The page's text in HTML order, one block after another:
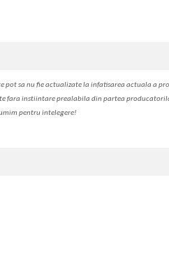
pot sa nu fie actualizate la infatisarea actuala a
fara instiintare prealabila din partea produca
pentru intelegere!